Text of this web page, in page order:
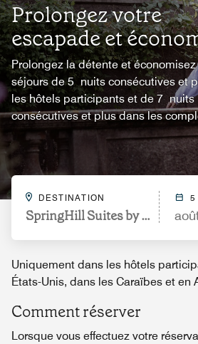
Prolongez votre
escapade et
Prolongez la détente et économisez
séjours de 5 nuits consécutives et
les hôtels participants et de 7 nuits
consécutives et plus dans les
DESTINATION
SpringHill Suites by Marriott
5
Uniquement dans les hôtels
États-Unis, dans les Caraïbes et en
Comment réserver
Lorsque vous effectuez votre